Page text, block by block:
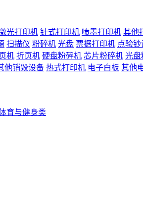
光打印机 针式打印机 喷墨打印机 其他
扫描仪 粉碎机 光盘 票据打印机 点验钞
机 折页机 硬盘粉碎机 芯片粉碎机 光盘
他销毁设备 热式打印机 电子白板 其他
育与健身类